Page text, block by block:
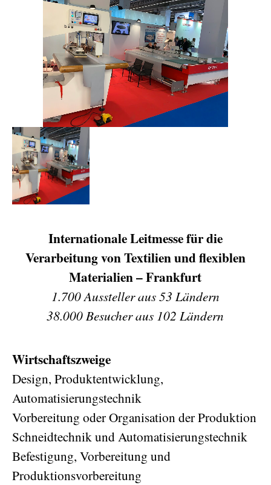
Internationale Leitmesse für die
Verarbeitung von Textilien und flexiblen
Materialien – Frankfurt
1.700 Aussteller aus 53 Ländern
38.000 Besucher aus 102 Ländern
Wirtschaftszweige
Design, Produktentwicklung,
Automatisierungstechnik
Vorbereitung oder Organisation der Produktion
Schneidtechnik und Automatisierungstechnik
Befestigung, Vorbereitung und
Produktionsvorbereitung